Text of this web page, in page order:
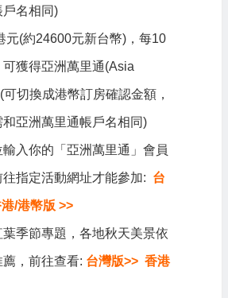
名相同)
元(約24600元新台幣)，每10
獲得亞洲萬里通(Asia
可切換成港幣訂房確認金額，
亞洲萬里通帳戶名相同)
入你的「亞洲萬里通」會員
指定活動網址才能參加: 台
/港幣版 >>
葉季節專題，各地秋天美景依
薦，前往查看: 台灣版>> 香港